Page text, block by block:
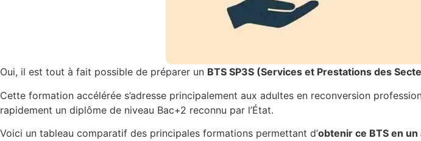
Oui, il est tout à fait possible de préparer un BTS SP3S (Services et Prestations des
Cette formation accélérée s’adresse principalement aux adultes en reconversion
rapidement un diplôme de niveau Bac+2 reconnu par l’État.​
Voici un tableau comparatif des principales formations permettant d’obtenir ce BTS en un